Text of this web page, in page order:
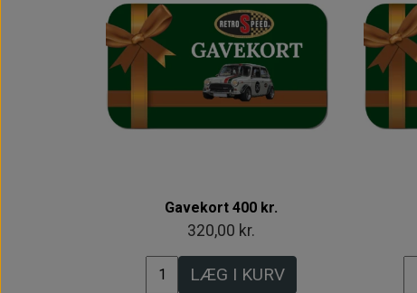
Gavekort 400 kr.
320,00 kr.
LÆG I KURV